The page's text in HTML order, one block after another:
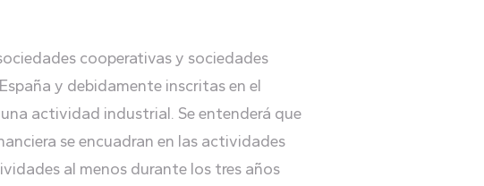
cooperativas y sociedades
y debidamente inscritas en el
actividad industrial. Se entenderá que
se encuadran en las actividades
al menos durante los tres años